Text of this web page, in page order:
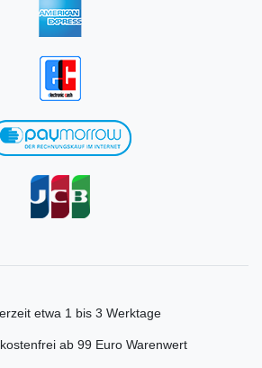
etwa 1 bis 3 Werktage
ab 99 Euro Warenwert